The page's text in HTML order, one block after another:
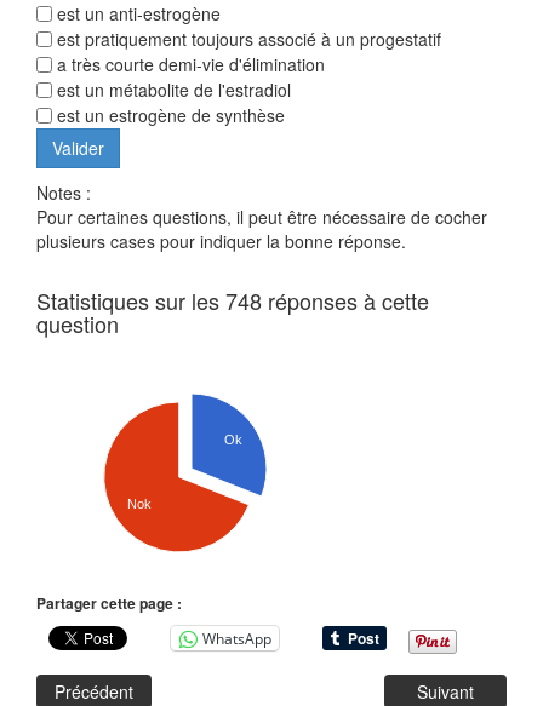
est un anti-estrogène
est pratiquement toujours associé à un progestatif
a très courte demi-vie d'élimination
est un métabolite de l'estradiol
est un estrogène de synthèse
Notes :
Pour certaines questions, il peut être nécessaire de cocher
plusieurs cases pour indiquer la bonne réponse.
Statistiques sur les 748 réponses à cette
question
Ok
Nok
Partager cette page :
WhatsApp
Précédent Suivant